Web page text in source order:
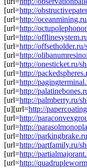
[url=http://
[url=http://
[url=http://
[url=http://
[url=http://
[url=http://
[url=http://onesticket.ru/
[url=http://
[url=http://
[url=http://
[url=http://palmberry.ru/
[u][url=http://
[url=http://
[url=http://
[url=http://
[url=http://partfamily.ru/
[url=http://
[url=http://